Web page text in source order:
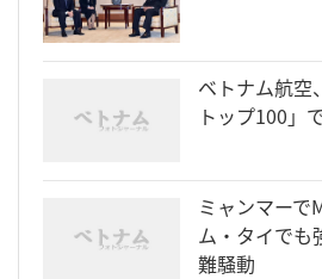
ベトナム航空
トップ100」
ミャンマーで
ム・タイでも
難騒動